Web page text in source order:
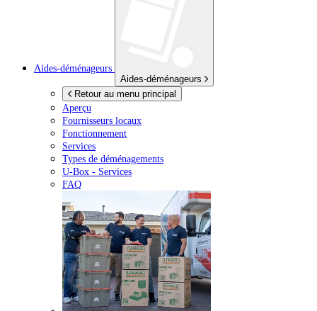
Aides-déménageurs
Aides-déménageurs
Retour au menu principal
Aperçu
Fournisseurs locaux
Fonctionnement
Services
Types de déménagements
U-Box - Services
FAQ